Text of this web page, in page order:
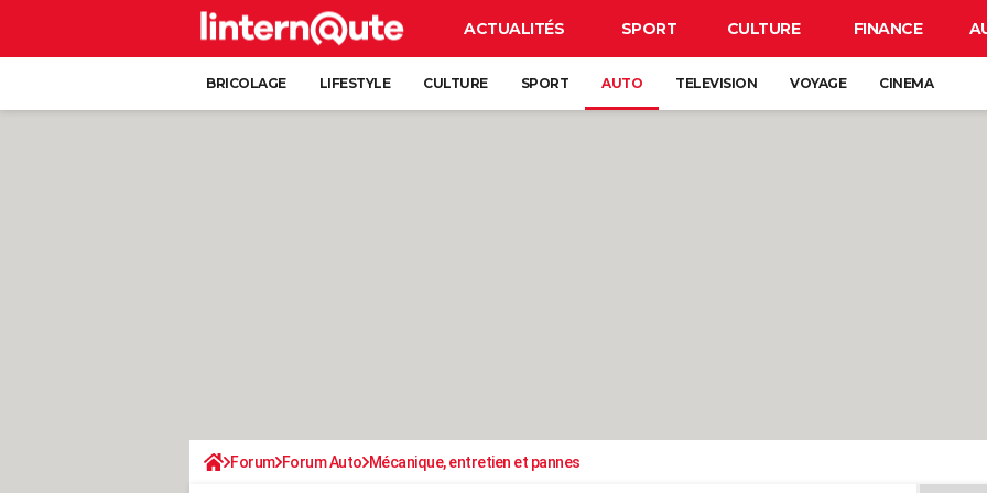
ACTUALITÉS SPORT CULTURE FINANCE
BRICOLAGE LIFESTYLE CULTURE SPORT AUTO TELEVISION VOYAGE CINEMA
Forum Forum Auto Mécanique, entretien et pannes